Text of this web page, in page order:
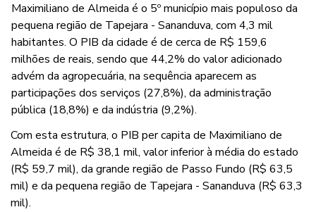
Maximiliano de Almeida é o 5º município mais populoso da
pequena região de Tapejara - Sananduva, com 4,3 mil
habitantes. O PIB da cidade é de cerca de R$ 159,6
milhões de reais, sendo que 44,2% do valor adicionado
advém da agropecuária, na sequência aparecem as
participações dos serviços (27,8%), da administração
pública (18,8%) e da indústria (9,2%).
Com esta estrutura, o PIB per capita de Maximiliano de
Almeida é de R$ 38,1 mil, valor inferior à média do estado
(R$ 59,7 mil), da grande região de Passo Fundo (R$ 63,5
mil) e da pequena região de Tapejara - Sananduva (R$ 63,3
mil).